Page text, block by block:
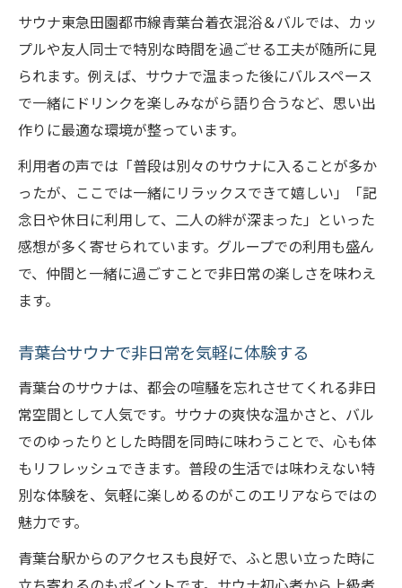
サウナ東急田園都市線青葉台着衣混浴＆バルでは、カッ
プルや友人同士で特別な時間を過ごせる工夫が随所に見
られます。例えば、サウナで温まった後にバルスペース
で一緒にドリンクを楽しみながら語り合うなど、思い出
作りに最適な環境が整っています。
利用者の声では「普段は別々のサウナに入ることが多か
ったが、ここでは一緒にリラックスできて嬉しい」「記
念日や休日に利用して、二人の絆が深まった」といった
感想が多く寄せられています。グループでの利用も盛ん
で、仲間と一緒に過ごすことで非日常の楽しさを味わえ
ます。
青葉台サウナで非日常を気軽に体験する
青葉台のサウナは、都会の喧騒を忘れさせてくれる非日
常空間として人気です。サウナの爽快な温かさと、バル
でのゆったりとした時間を同時に味わうことで、心も体
もリフレッシュできます。普段の生活では味わえない特
別な体験を、気軽に楽しめるのがこのエリアならではの
魅力です。
青葉台駅からのアクセスも良好で、ふと思い立った時に